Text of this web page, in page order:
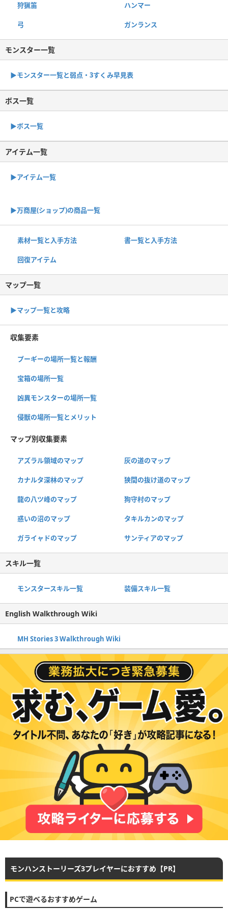
狩猟笛 ハンマー
弓 ガンランス
モンスター一覧
▶︎モンスター一覧と弱点・3すくみ早見表
ボス一覧
▶︎ボス一覧
アイテム一覧
▶アイテム一覧
▶︎万商屋(ショップ)の商品一覧
素材一覧と入手方法 書一覧と入手方法
回復アイテム
マップ一覧
▶︎マップ一覧と攻略
収集要素
プーギーの場所一覧と報酬
宝箱の場所一覧
凶異モンスターの場所一覧
侵獣の場所一覧とメリット
マップ別収集要素
アズラル領域のマップ 灰の道のマップ
カナルタ深林のマップ 狭間の抜け道のマップ
龍の八ツ峰のマップ 狗守村のマップ
惑いの沼のマップ タキルカンのマップ
ガライャドのマップ サンティアのマップ
スキル一覧
モンスタースキル一覧 装備スキル一覧
English Walkthrough Wiki
MH Stories 3 Walkthrough Wiki
モンハンストーリーズ3プレイヤーにおすすめ【PR】
PCで遊べるおすすめゲーム